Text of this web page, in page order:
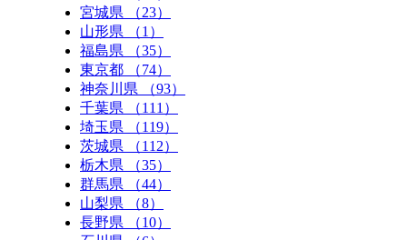
宮城県 （23）
山形県 （1）
福島県 （35）
東京都 （74）
神奈川県 （93）
千葉県 （111）
埼玉県 （119）
茨城県 （112）
栃木県 （35）
群馬県 （44）
山梨県 （8）
長野県 （10）